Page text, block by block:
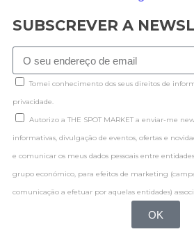
SUBSCREVER A
Tomei conhecimento dos seus direitos de
privacidade.
Autorizo a THE SPOT MARKET a enviar-me
informativas, divulgação de eventos, ofertas e
e comunicar os meus dados pessoais entre
grupo económico, para efeitos de marketing
comunicação a efetuar por aquelas entidades)
OK